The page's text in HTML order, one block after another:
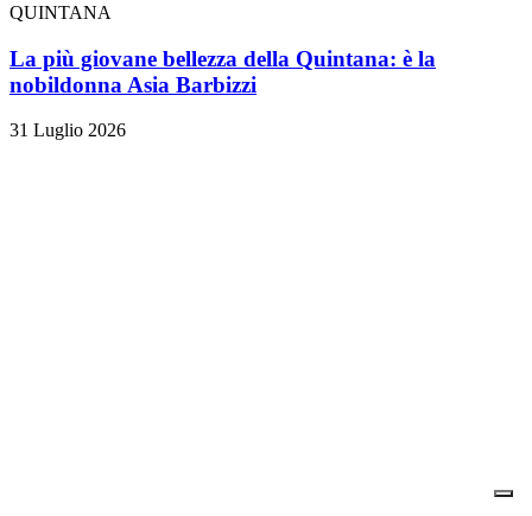
QUINTANA
La più giovane bellezza della Quintana: è la
nobildonna Asia Barbizzi
31 Luglio 2026